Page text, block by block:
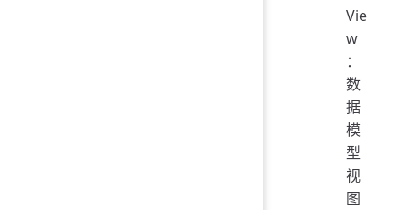
Vie
w
：
数
据
模
型
视
图